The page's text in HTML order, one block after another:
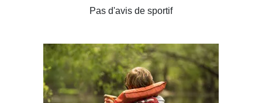
Pas d'avis de sportif